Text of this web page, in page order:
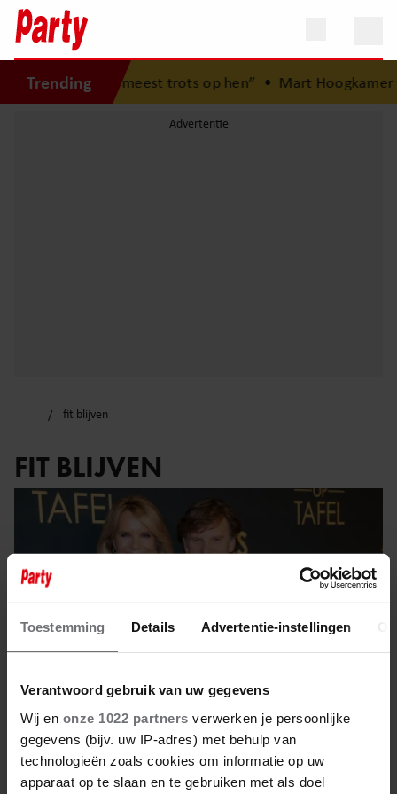
Toestemming Details Advertentie-instellingen
Verantwoord gebruik van uw gegevens
Wij en onze 1022 partners verwerken je persoonlijke
gegevens (bijv. uw IP-adres) met behulp van
technologieën zoals cookies om informatie op uw
apparaat op te slaan en te gebruiken met als doel
Trending
“Ik ben het meest trots op hen”•Mart Hoogkamer
fit blijven
FIT BLIJVEN
30 mei 2025